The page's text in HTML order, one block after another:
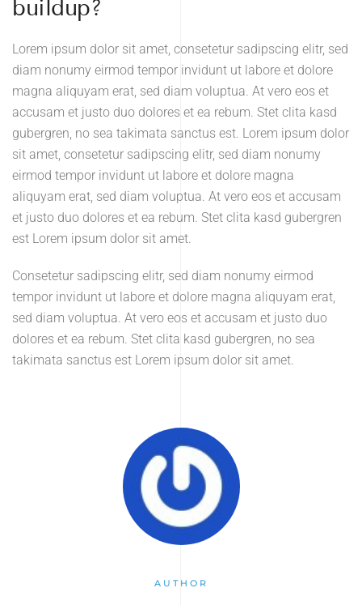
buildup?
Lorem ipsum dolor sit amet, consetetur sadipscing elitr, sed
diam nonumy eirmod tempor invidunt ut labore et dolore
magna aliquyam erat, sed diam voluptua. At vero eos et
accusam et justo duo dolores et ea rebum. Stet clita kasd
gubergren, no sea takimata sanctus est. Lorem ipsum dolor
sit amet, consetetur sadipscing elitr, sed diam nonumy
eirmod tempor invidunt ut labore et dolore magna
aliquyam erat, sed diam voluptua. At vero eos et accusam
et justo duo dolores et ea rebum. Stet clita kasd gubergren
est Lorem ipsum dolor sit amet.
Consetetur sadipscing elitr, sed diam nonumy eirmod
tempor invidunt ut labore et dolore magna aliquyam erat,
sed diam voluptua. At vero eos et accusam et justo duo
dolores et ea rebum. Stet clita kasd gubergren, no sea
takimata sanctus est Lorem ipsum dolor sit amet.
AUTHOR